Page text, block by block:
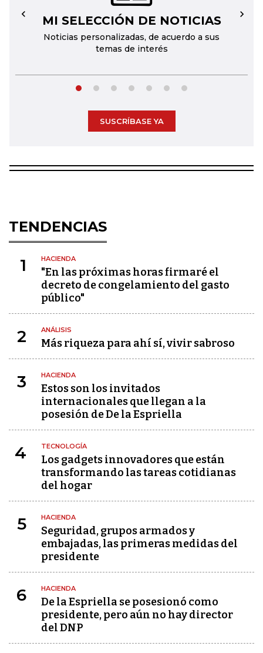
MI SELECCIÓN DE NOTICIAS
Noticias personalizadas, de acuerdo a sus
temas de interés
← →
SUSCRÍBASE YA
TENDENCIAS
1 HACIENDA
"En las próximas horas firmaré el
decreto de congelamiento del gasto
público"
2 ANÁLISIS
Más riqueza para ahí sí, vivir sabroso
3 HACIENDA
Estos son los invitados
internacionales que llegan a la
posesión de De la Espriella
4 TECNOLOGÍA
Los gadgets innovadores que están
transformando las tareas cotidianas
del hogar
5 HACIENDA
Seguridad, grupos armados y
embajadas, las primeras medidas del
presidente
6 HACIENDA
De la Espriella se posesionó como
presidente, pero aún no hay director
del DNP